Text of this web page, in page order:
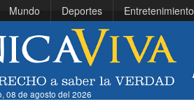
Mundo Deportes Entretenimiento
08 de agosto del 2026